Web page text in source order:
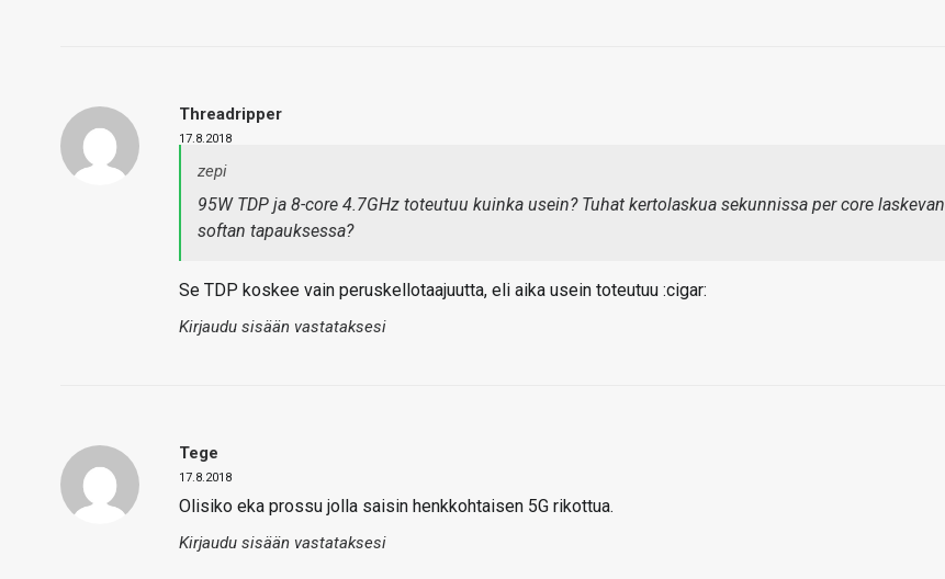
Threadripper
17.8.2018
zepi
95W TDP ja 8-core 4.7GHz toteutuu kuinka usein? Tuhat kertolaskua sekunnissa per core laskevan
softan tapauksessa?
Se TDP koskee vain peruskellotaajuutta, eli aika usein toteutuu :cigar:
Kirjaudu sisään vastataksesi
Tege
17.8.2018
Olisiko eka prossu jolla saisin henkkohtaisen 5G rikottua.
Kirjaudu sisään vastataksesi